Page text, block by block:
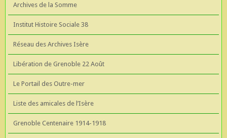
Archives de la Somme
Institut Histoire Sociale 38
Réseau des Archives Isère
Libération de Grenoble 22 Août
Le Portail des Outre-mer
Liste des amicales de l’Isère
Grenoble Centenaire 1914-1918